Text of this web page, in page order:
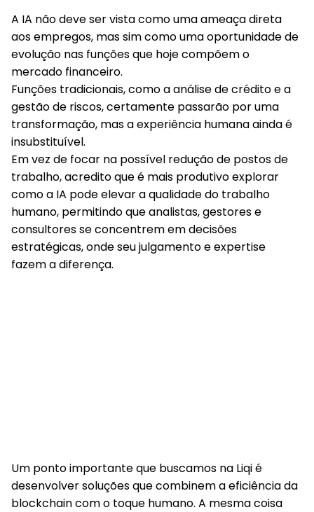
A IA não deve ser vista como umaameaçadireta
aosempregos, mas sim como uma oportunidade de
evolução nas funções que hoje compõem o
mercado financeiro.
Funções tradicionais, como a análise de crédito e a
gestão de riscos, certamente passarão por uma
transformação, mas a experiência humana ainda é
insubstituível.
Em vez de focar na possível redução de postos de
trabalho, acredito que é mais produtivo explorar
como a IA pode elevar a qualidade do trabalho
humano, permitindo queanalistas,gestorese
consultoresse concentrem emdecisões
estratégicas, onde seu julgamento e expertise
fazem a diferença.
Um ponto importante que buscamos na Liqi é
desenvolver soluções que combinem a eficiência da
blockchain com o toque humano. A mesma coisa